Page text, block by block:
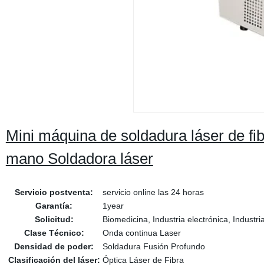
Mini máquina de soldadura láser de
mano Soldadora láser
Servicio postventa:
servicio online las 24 horas
Garantía:
1year
Solicitud:
Biomedicina, Industria electrónica,
Clase Técnico:
Onda continua Laser
Densidad de poder:
Soldadura Fusión Profundo
Clasificación del láser: Óptica Láser de Fibra